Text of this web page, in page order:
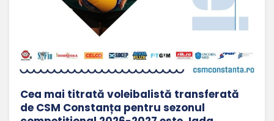
Cea mai titrată voleibalistă transferată
de CSM Constanța pentru sezonul